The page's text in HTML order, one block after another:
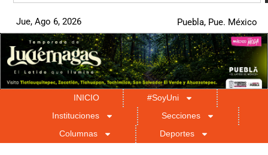
Jue, Ago 6, 2026 Puebla, Pue. México
INICIO
#SoyUni
Instituciones
Secciones
Columnas
Deportes